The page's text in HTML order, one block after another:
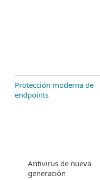
Protección moderna de
endpoints
Antivirus de nueva
generación